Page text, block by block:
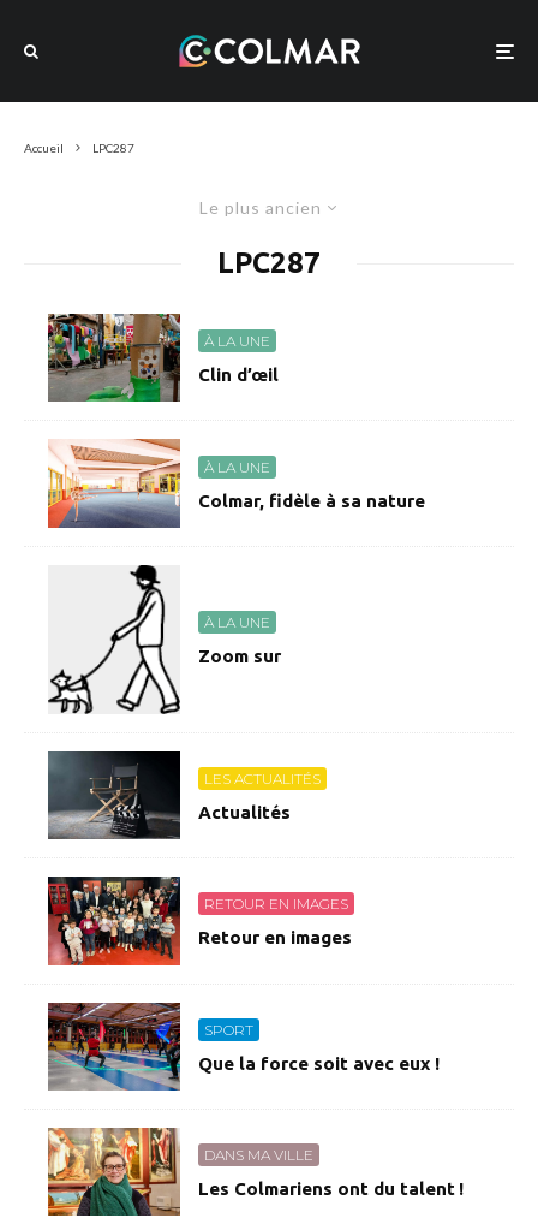
Accueil LPC287
Le plus ancien
LPC287
À LA UNE
Clin d’œil
À LA UNE
Colmar, fidèle à sa nature
À LA UNE
Zoom sur
LES ACTUALITÉS
Actualités
RETOUR EN IMAGES
Retour en images
SPORT
Que la force soit avec eux !
DANS MA VILLE
Les Colmariens ont du talent !